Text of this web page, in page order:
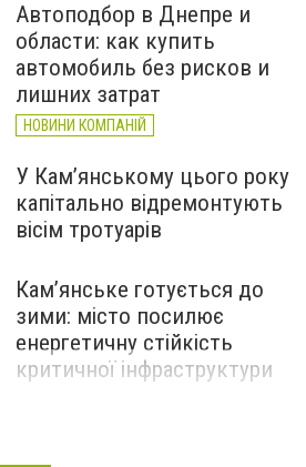
Автоподбор в Днепре и
области: как купить
автомобиль без рисков и
лишних затрат
НОВИНИ КОМПАНІЙ
У Кам’янському цього року
капітально відремонтують
вісім тротуарів
Кам’янське готується до
зими: місто посилює
енергетичну стійкість
критичної інфраструктури